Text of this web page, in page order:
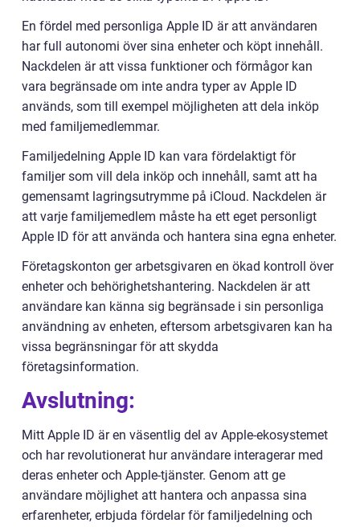
En fördel med personliga Apple ID är att användaren
har full autonomi över sina enheter och köpt innehåll.
Nackdelen är att vissa funktioner och förmågor kan
vara begränsade om inte andra typer av Apple ID
används, som till exempel möjligheten att dela inköp
med familjemedlemmar.
Familjedelning Apple ID kan vara fördelaktigt för
familjer som vill dela inköp och innehåll, samt att ha
gemensamt lagringsutrymme på iCloud. Nackdelen är
att varje familjemedlem måste ha ett eget personligt
Apple ID för att använda och hantera sina egna enheter.
Företagskonton ger arbetsgivaren en ökad kontroll över
enheter och behörighetshantering. Nackdelen är att
användare kan känna sig begränsade i sin personliga
användning av enheten, eftersom arbetsgivaren kan ha
vissa begränsningar för att skydda
företagsinformation.
Avslutning:
Mitt Apple ID är en väsentlig del av Apple-ekosystemet
och har revolutionerat hur användare interagerar med
deras enheter och Apple-tjänster. Genom att ge
användare möjlighet att hantera och anpassa sina
erfarenheter, erbjuda fördelar för familjedelning och